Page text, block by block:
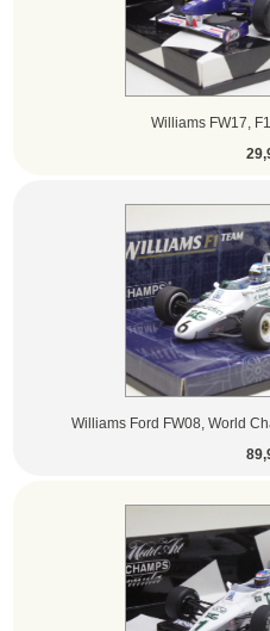
Williams FW17,
Williams Ford FW08, World